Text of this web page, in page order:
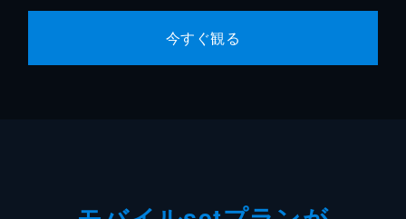
今すぐ観る